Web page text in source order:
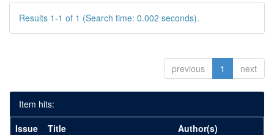
Results 1-1 of 1 (Search time: 0.002 seconds).
previous 1 next
Item hits:
Issue
Title Author(s)